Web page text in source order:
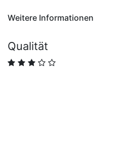
Weitere Informationen
Qualität